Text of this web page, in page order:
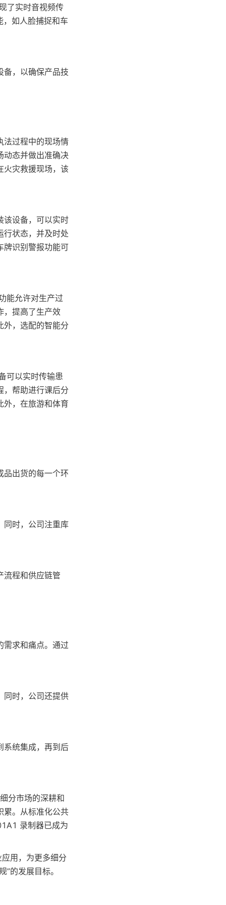
了实时音视频传
，如人脸捕捉和车
备，以确保产品技
法过程中的现场情
动态并做出准确决
火灾救援现场，该
该设备，可以实时
行状态，并及时处
牌识别警报功能可
能允许对生产过
，提高了生产效
外，选配的智能分
可以实时传输患
，帮助进行课后分
外，在旅游和体育
品出货的每一个环
同时，公司注重库
流程和供应链管
需求和痛点。通过
同时，公司还提供
系统集成，再到后
分市场的深耕和
累。从标准化公共
录制器已成为
用，为更多细分
的发展目标。